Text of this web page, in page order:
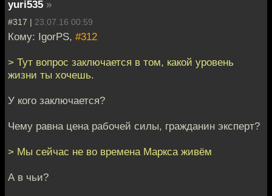
yuri535 »
#317 | 23.07.16 00:59
Кому: IgorPS, #312
> Тут вопрос заключается в том, какой уровень
жизни ты хочешь.
У кого заключается?
Чему равна цена рабочей силы, гражданин эксперт?
> Мы сейчас не во времена Маркса живём
А в чьи?